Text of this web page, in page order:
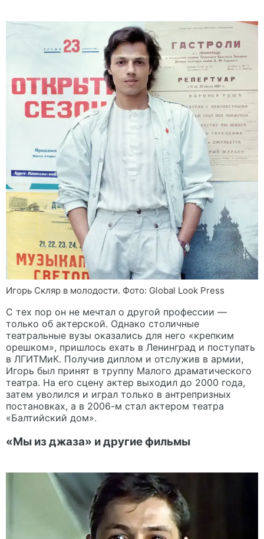
Игорь Скляр в молодости. Фото: Global Look Press
С тех пор он не мечтал о другой профессии —
только об актерской. Однако столичные
театральные вузы оказались для него «крепким
орешком», пришлось ехать в Ленинград и поступать
в ЛГИТМиК. Получив диплом и отслужив в армии,
Игорь был принят в труппу Малого драматического
театра. На его сцену актер выходил до 2000 года,
затем уволился и играл только в антрепризных
постановках, а в 2006-м стал актером театра
«Балтийский дом».
«Мы из джаза» и другие фильмы